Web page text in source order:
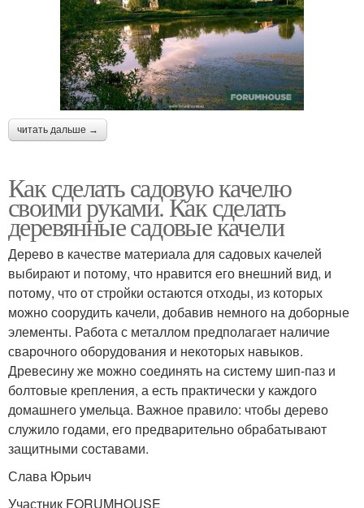
читать дальше →
Как сделать садовую качелю
своими руками. Как сделать
деревянные садовые качели
Дерево в качестве материала для садовых качелей
выбирают и потому, что нравится его внешний вид, и
потому, что от стройки остаются отходы, из которых
можно соорудить качели, добавив немного на доборные
элементы. Работа с металлом предполагает наличие
сварочного оборудования и некоторых навыков.
Древесину же можно соединять на систему шип-паз и
болтовые крепления, а есть практически у каждого
домашнего умельца. Важное правило: чтобы дерево
служило годами, его предварительно обрабатывают
защитными составами.
Слава Юрьич
Участник FORUMHOUSE